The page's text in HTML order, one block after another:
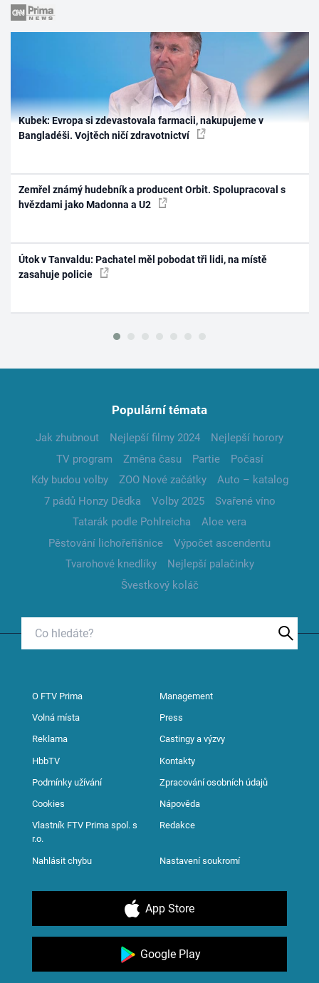
Kubek: Evropa si zdevastovala farmacii, nakupujeme v
Bangladéši. Vojtěch ničí zdravotnictví
Zemřel známý hudebník a producent Orbit. Spolupracoval s
hvězdami jako Madonna a U2
Útok v Tanvaldu: Pachatel měl pobodat tři lidi, na místě
zasahuje policie
Populární témata
Jak zhubnout Nejlepší filmy 2024
Nejlepší horory
TV program
Změna času Partie
Počasí
Kdy budou volby
ZOO Nové začátky
Auto – katalog
7 pádů Honzy Dědka
Volby 2025
Svařené víno
Tatarák podle Pohlreicha
Aloe vera
Pěstování lichořeřišnice
Výpočet ascendentu
Tvarohové knedlíky
Nejlepší palačinky
Švestkový koláč
O FTV Prima Management
Volná místa Press
Reklama Castingy a výzvy
HbbTV Kontakty
Podmínky užívání Zpracování osobních údajů
Cookies Nápověda
Vlastník FTV Prima spol. s
r.o.
Redakce
Nahlásit chybu Nastavení soukromí
App Store
Google Play